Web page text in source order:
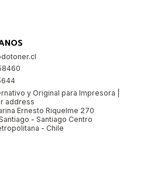
y Original para Impresora |
address
Ernesto Riquelme 270
- Santiago Centro
- Chile